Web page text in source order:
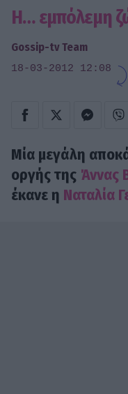
Η… εμπόλεμη
Gossip-tv Team
18-03-2012 12:08
Μία μεγάλη
οργής της Άννας
έκανε η Ναταλία